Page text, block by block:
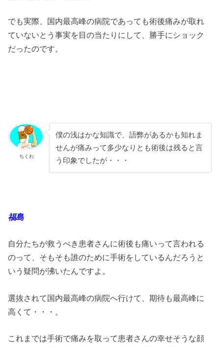
でも実際、国内最高峰の病院であっても術後痛みが取れ
ていないとう事実を目の当たりにして、勝手にショック
だったのです。
ちくわ
僕の浅はかな知識で、語弊があるかも知れま
せんが痛みって多少なりとも術後は残ると言
う印象でしたが・・・
福島
自分たちが救うべき患者さんに術後も痛いって言われる
のって、そもそも誰のために手術をしているんだろうと
いう疑問が沸いたんですよ。
選抜されて国内最高峰の病院へ行けて、期待も最高峰に
高くて・・・。
これまでは手術で痛みを取って患者さんの幸せそうな顔